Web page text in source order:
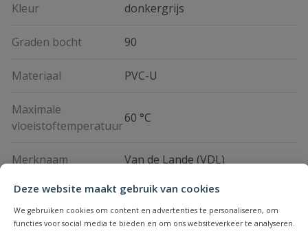
Deze website maakt gebruik van cookies
We gebruiken cookies om content en advertenties te personaliseren, om
functies voor social media te bieden en om ons websiteverkeer te analyseren.
Kleur donkergrijs
Graden bocht 90
Materiaal PVC-U
Maximale
vloeistoftemperatuur
60 °C
Merknaam Van de Lande (VDL)
Omverpakking 100 stuks